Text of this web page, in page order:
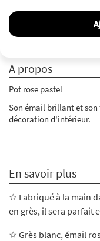
A propos
Pot rose pastel
Son émail brillant et son
décoration d'intérieur.
En savoir plus
☆ Fabriqué à la main
en grès, il sera parfait
☆ Grès blanc, émail